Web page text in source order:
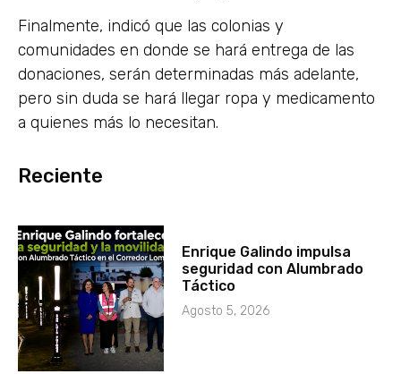
Finalmente, indicó que las colonias y
comunidades en donde se hará entrega de las
donaciones, serán determinadas más adelante,
pero sin duda se hará llegar ropa y medicamento
a quienes más lo necesitan.
Reciente
Enrique Galindo impulsa
seguridad con Alumbrado
Táctico
Agosto 5, 2026